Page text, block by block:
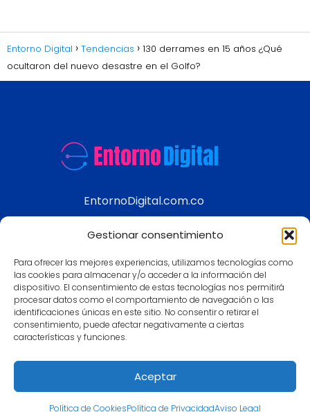
Gestionar consentimiento
Para ofrecer las mejores experiencias, utilizamos tecnologías como
las cookies para almacenar y/o acceder a la información del
dispositivo. El consentimiento de estas tecnologías nos permitirá
procesar datos como el comportamiento de navegación o las
identificaciones únicas en este sitio. No consentir o retirar el
consentimiento, puede afectar negativamente a ciertas
características y funciones.
Aceptar
Política de CookiesPolítica de PrivacidadAviso Legal
Entorno Digital Tendencias
130 derrames en 15 años ¿Qué
ocultaron del nuevo desastre en el Golfo?
EntornoDigital.com.co
modernos
Aviso legal
Política de Privacidad
Política de Cookies
Contacto